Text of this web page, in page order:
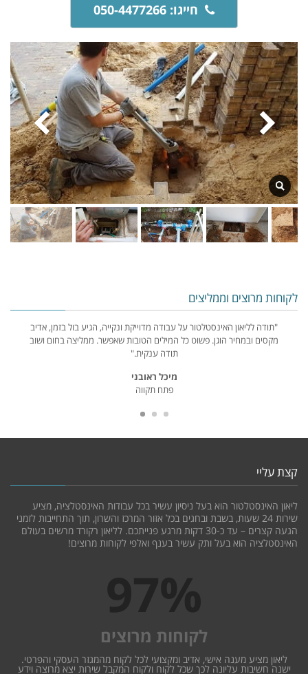
חייגו: 050-4477266
לקוחות מרוצים וממליצים
״ברצוני להודות על העבודה המוקפדת במיוחד והשירות יוצא דופן על כל שלבי
החשיבה על כל פרט ובסופה התוצאה המושלמת הותירה אותנו פעורי פה, אין
מילים תודה רבה.״
משה ברק
הוד השרון
קצת עליי
ליאון האינסטלטור הוא בעל ניסיון עשיר בכל עבודות האינסטלציה, מציע
שירות 24 שעות, בשבת ובחגים בכל אזור המרכז והשרון, תוך התחייבות לזמני
הגעה קצרים – עד כ-30 דקות מרגע פנייתכם. לליאון רקורד מרשים בעולם
האינסטלציה הוא בעל ותק עשיר בענף ואלפי לקוחות מרוצים!
100%
לקוחות מרוצים
ליאון מציע מענה אישי, אדיב ומקצועי לכל לקוח מהמגזר העסקי והפרטי.
ישנה חשיבות עליונה לכך שכל לקוח ולקוח המקבל שירות יצא מרוצה וידע